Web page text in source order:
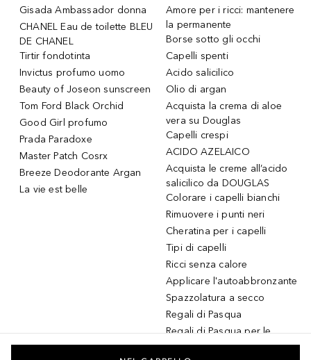
Gisada Ambassador donna
CHANEL Eau de toilette BLEU
DE CHANEL
Tirtir fondotinta
Invictus profumo uomo
Beauty of Joseon sunscreen
Tom Ford Black Orchid
Good Girl profumo
Prada Paradoxe
Master Patch Cosrx
Breeze Deodorante Argan
La vie est belle
Amore per i ricci: mantenere
la permanente
Borse sotto gli occhi
Capelli spenti
Acido salicilico
Olio di argan
Acquista la crema di aloe
vera su Douglas
Capelli crespi
ACIDO AZELAICO
Acquista le creme all’acido
salicilico da DOUGLAS
Colorare i capelli bianchi
Rimuovere i punti neri
Cheratina per i capelli
Tipi di capelli
Ricci senza calore
Applicare l'autoabbronzante
Spazzolatura a secco
Regali di Pasqua
Regali di Pasqua per le
donne